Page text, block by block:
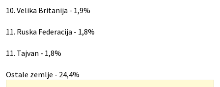
10. Velika Britanija - 1,9%
11. Ruska Federacija - 1,8%
11. Tajvan - 1,8%
Ostale zemlje - 24,4%